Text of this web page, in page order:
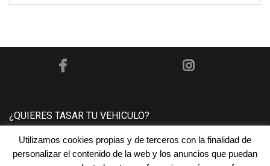
¿QUIERES TASAR TU VEHICULO?
Póngase en contacto con nosotros y le tasaremos su
vehículo sin ningún compromiso.
Utilizamos cookies propias y de terceros con la finalidad de
personalizar el contenido de la web y los anuncios que puedan